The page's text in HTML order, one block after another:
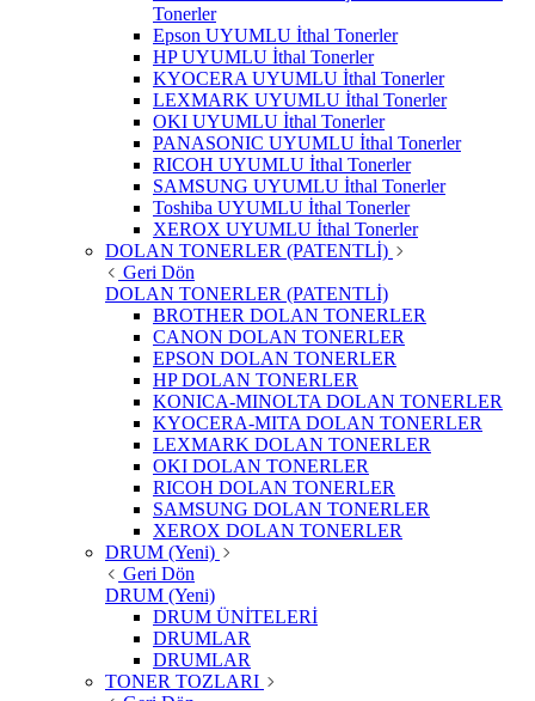
Tonerler
Epson UYUMLU İthal Tonerler
HP UYUMLU İthal Tonerler
KYOCERA UYUMLU İthal Tonerler
LEXMARK UYUMLU İthal Tonerler
OKI UYUMLU İthal Tonerler
PANASONIC UYUMLU İthal Tonerler
RICOH UYUMLU İthal Tonerler
SAMSUNG UYUMLU İthal Tonerler
Toshiba UYUMLU İthal Tonerler
XEROX UYUMLU İthal Tonerler
DOLAN TONERLER (PATENTLİ)
Geri Dön
DOLAN TONERLER (PATENTLİ)
BROTHER DOLAN TONERLER
CANON DOLAN TONERLER
EPSON DOLAN TONERLER
HP DOLAN TONERLER
KONICA-MINOLTA DOLAN TONERLER
KYOCERA-MITA DOLAN TONERLER
LEXMARK DOLAN TONERLER
OKI DOLAN TONERLER
RICOH DOLAN TONERLER
SAMSUNG DOLAN TONERLER
XEROX DOLAN TONERLER
DRUM (Yeni)
Geri Dön
DRUM (Yeni)
DRUM ÜNİTELERİ
DRUMLAR
DRUMLAR
TONER TOZLARI